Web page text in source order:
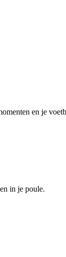
en je
in je poule.